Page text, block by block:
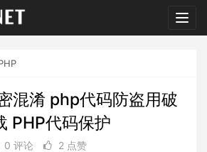
混淆 php代码防盗用破
PHP代码保护
0 评论 2 点赞